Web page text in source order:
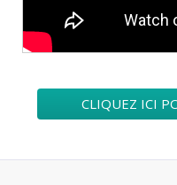
CLIQUEZ ICI